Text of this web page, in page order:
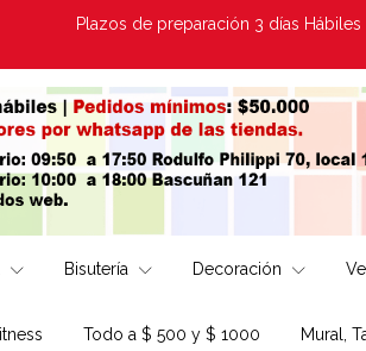
Plazos de preparación 3 días Hábiles |
Bisutería Decoración
Todo a $ 500 y $ 1000 Mural,